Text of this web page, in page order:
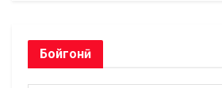
Бойгонӣ